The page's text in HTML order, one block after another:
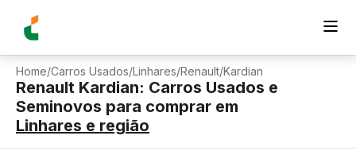
Home/Carros Usados/Linhares/Renault/Kardian
Renault Kardian: Carros Usados e
Seminovos para comprar em
Linhares e região